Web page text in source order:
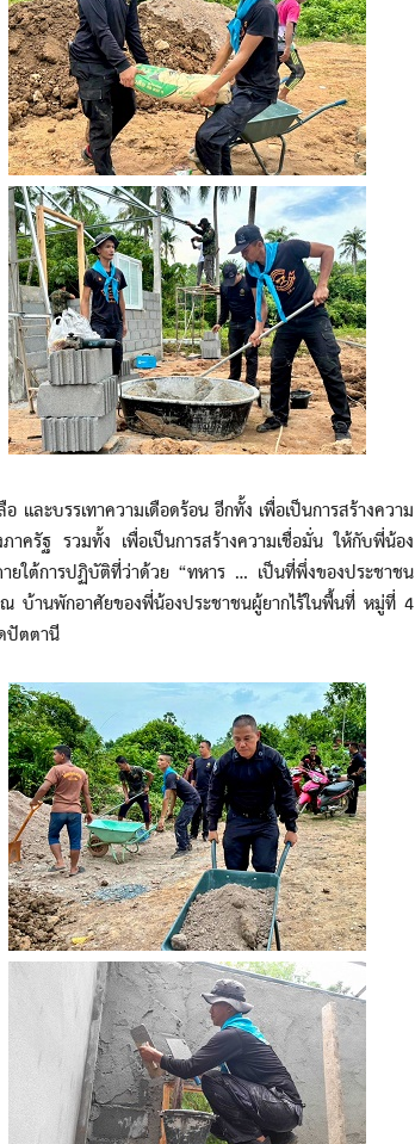
ะบรรเทาความเดือดร้อน อีกทั้ง เพื่อเป็นการสร้างความ
ครัฐ รวมทั้ง เพื่อเป็นการสร้างความเชื่อมั่น ให้กับพี่น้อง
ใต้การปฏิบัติที่ว่าด้วย “ทหาร … เป็นที่พึ่งของประชาชน
ณ บ้านพักอาศัยของพี่น้องประชาชนผู้ยากไร้ในพื้นที่ หมู่ที่ 4
ปัตตานี